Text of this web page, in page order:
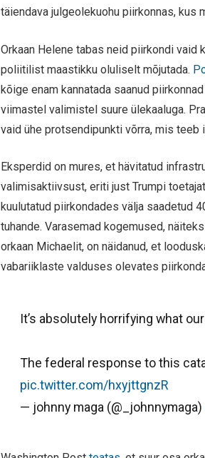
täiendava julgeolekuohu piirkonnas,
Orkaan Helene tabas neid piirkondi
poliitilist maastikku oluliselt mõjutada.
kõige enam kannatada saanud
viimastel valimistel suure ülekaaluga.
vaid ühe protsendipunkti võrra, mis teeb
Eksperdid on mures, et hävitatud
valimisaktiivsust, eriti just Trumpi
kuulutatud piirkondades välja saadetud
tuhande. Varasemad kogemused,
orkaan Michaelit, on näidanud, et
vabariiklaste valduses olevates
It’s absolutely horrifying what
The federal response to this
pic.twitter.com/hxyjttgnzR
— johnny maga (@_johnnymaga)